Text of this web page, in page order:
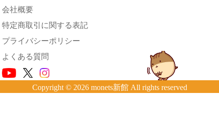
会社概要
特定商取引に関する表記
プライバシーポリシー
よくある質問
Copyright © 2026 monets新館 All rights reserved